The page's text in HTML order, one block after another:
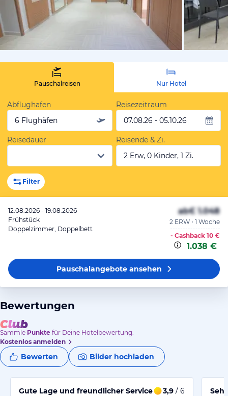
von
Pauschalreisen Nur Hotel
Abflughafen
6 Flughäfen
Reisezeitraum
07.08.26 - 05.10.26
Reisedauer
Reisende & Zi.
2 Erw, 0 Kinder, 1 Zi.
Filter
12.08.2026 - 19.08.2026
Frühstück
Doppelzimmer, Doppelbett
ab€ 1.048
2 ERW • 1 Woche
- Cashback 10 €
1.038 €
Pauschalangeboteansehen
Bewertungen
Sammle Punkte für Deine Hotelbewertung.
Kostenlos anmelden
Bewerten Bilder hochladen
Gute Lage und freundlicher Service mit bequemen
3,9 / 6